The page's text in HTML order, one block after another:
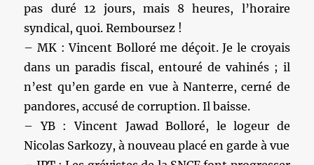
pas duré 12 jours, mais 8 heures, l’horaire
syndical, quoi. Remboursez !
– MK : Vincent Bolloré me déçoit. Je le croyais
dans un paradis fiscal, entouré de vahinés ; il
n’est qu’en garde en vue à Nanterre, cerné de
pandores, accusé de corruption. Il baisse.
– YB : Vincent Jawad Bolloré, le logeur de
Nicolas Sarkozy, à nouveau placé en garde à vue